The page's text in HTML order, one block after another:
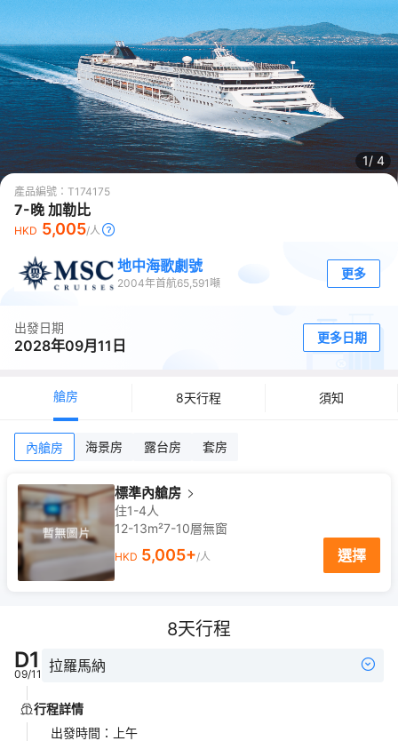
1/ 4
產品編號： T174175
7-晚 加勒比
HKD 5,005/人
地中海歌劇號
2004年首航65,591 噸
更多
出發日期
2028年09月11日 更多日期
艙房 8天行程 須知
內艙房 海景房 露台房 套房
標準內艙房
住1-4人
12-13m²7-10層無窗
HKD 5,005+/人 選擇
8天行程
D1
09/11 拉羅馬納
行程詳情
出發時間 ： 上午